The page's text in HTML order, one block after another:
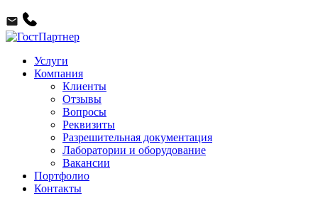
Услуги
Компания
Клиенты
Отзывы
Вопросы
Реквизиты
Разрешительная документация
Лаборатории и оборудование
Вакансии
Портфолио
Контакты